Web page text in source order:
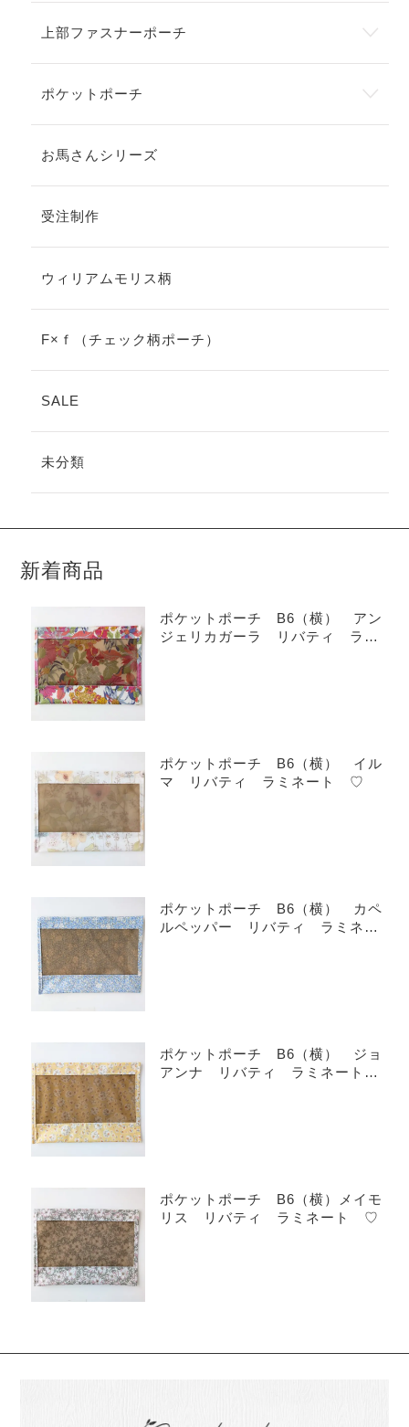
上部ファスナーポーチ
ポケットポーチ
お馬さんシリーズ
受注制作
ウィリアムモリス柄
F×ｆ（チェック柄ポーチ）
SALE
未分類
新着商品
ポケットポーチ B6（横） アン
ジェリカガーラ リバティ ラミ
ポケットポーチ B6（横） イル
マ リバティ ラミネート ♡
ポケットポーチ B6（横） カペ
ルペッパー リバティ ラミネー
ポケットポーチ B6（横） ジョ
アンナ リバティ ラミネート
ポケットポーチ B6（横）メイモ
リス リバティ ラミネート ♡